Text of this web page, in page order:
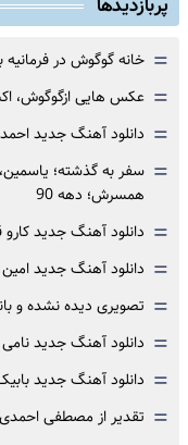
پربازدیدها
= خانه گوگوش در
= عکس هایی ازگوگوش،
= دانلود آهنگ جدید
= سفر به گذشته؛ یاسمین،
همسرش؛ دهه 90
= دانلود آهنگ جدید
= دانلود آهنگ جدید
= تصویری دیده نشده و
= دانلود آهنگ جدید
= دانلود آهنگ جدید
= تقدیر از مصطفی احمدی